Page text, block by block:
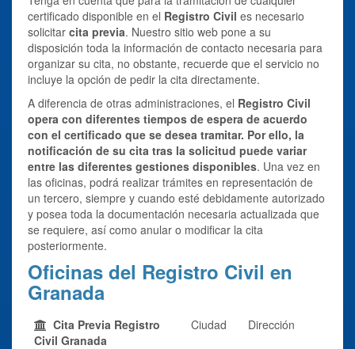
certificado disponible en el Registro Civil es necesario
solicitar cita previa. Nuestro sitio web pone a su
disposición toda la información de contacto necesaria para
organizar su cita, no obstante, recuerde que el servicio no
incluye la opción de pedir la cita directamente.
A diferencia de otras administraciones, el Registro Civil
opera con diferentes tiempos de espera de acuerdo
con el certificado que se desea tramitar. Por ello, la
notificación de su cita tras la solicitud puede variar
entre las diferentes gestiones disponibles. Una vez en
las oficinas, podrá realizar trámites en representación de
un tercero, siempre y cuando esté debidamente autorizado
y posea toda la documentación necesaria actualizada que
se requiere, así como anular o modificar la cita
posteriormente.
Oficinas del Registro Civil en
Granada
Cita Previa Registro
Civil Granada
Ciudad Dirección